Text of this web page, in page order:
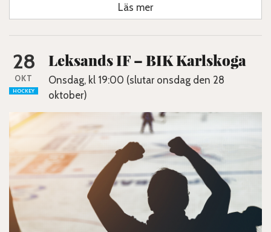
Läs mer
28
OKT
HOCKEY
Leksands IF – BIK Karlskoga
Onsdag, kl 19:00 (slutar onsdag den 28
oktober)